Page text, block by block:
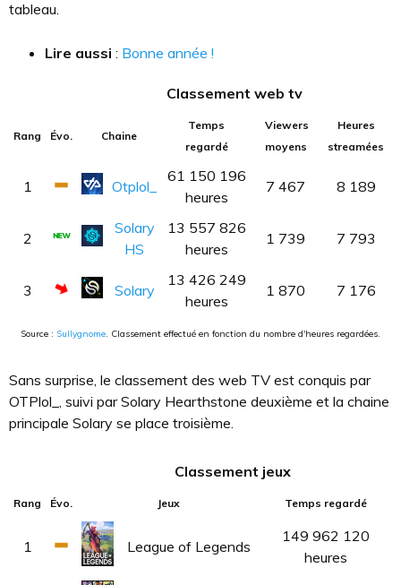
tableau.
Lire aussi : Bonne année !
Classement web tv
Rang Évo. Chaine
Temps
regardé
Viewers
moyens
Heures
streamées
1 Otplol_
61 150 196
heures
7 467 8 189
2
Solary
HS
13 557 826
heures
1 739 7 793
3 Solary
13 426 249
heures
1 870 7 176
Source : Sullygnome. Classement effectué en fonction du nombre d'heures regardées.
Sans surprise, le classement des web TV est conquis par
OTPlol_, suivi par Solary Hearthstone deuxième et la chaine
principale Solary se place troisième.
Classement jeux
Rang Évo. Jeux Temps regardé
1 League of Legends
149 962 120
heures